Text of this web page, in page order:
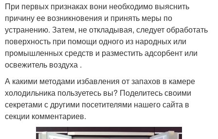
При первых признаках вони необходимо выяснить
причину ее возникновения и принять меры по
устранению. Затем, не откладывая, следует обработать
поверхность при помощи одного из народных или
промышленных средств и разместить адсорбент или
освежитель воздуха .
А какими методами избавления от запахов в камере
холодильника пользуетесь вы? Поделитесь своими
секретами с другими посетителями нашего сайта в
секции комментариев.